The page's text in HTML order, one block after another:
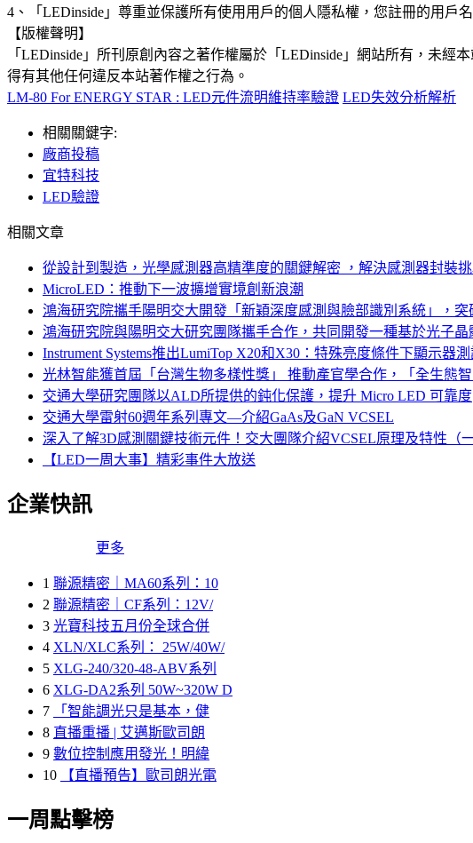
4、「LEDinside」尊重並保護所有使用用戶的個人隱私權，您註冊的用
【版權聲明】
「LEDinside」所刊原創內容之著作權屬於「LEDinside」網站所有，未
得有其他任何違反本站著作權之行為。
LM-80 For ENERGY STAR : LED元件流明維持率驗證 LED失效分析解析
相關關鍵字:
廠商投稿
宜特科技
LED驗證
相關文章
從設計到製造，光學感測器高精準度的關鍵解密 ，解決感測器封裝
MicroLED：推動下一波擴增實境創新浪潮
鴻海研究院攜手陽明交大開發「新穎深度感測與臉部識別系統」，突
鴻海研究院與陽明交大研究團隊攜手合作，共同開發一種基於光子
Instrument Systems推出LumiTop X20和X30：特殊亮度條件下顯示器
光林智能獲首屆「台灣生物多樣性獎」 推動產官學合作，「全生態
交通大學研究團隊以ALD所提供的鈍化保護，提升 Micro LED 可靠度
交通大學雷射60週年系列專文—介紹GaAs及GaN VCSEL
深入了解3D感測關鍵技術元件！交大團隊介紹VCSEL原理及特性（一
【LED一周大事】精彩事件大放送
企業快訊
更多
1 聯源精密｜MA60系列：10
2 聯源精密｜CF系列：12V/
3 光寶科技五月份全球合併
4 XLN/XLC系列： 25W/40W/
5 XLG-240/320-48-ABV系列
6 XLG-DA2系列 50W~320W D
7
「智能調光只是基本，健
8 直播重播 | 艾邁斯歐司朗
9 數位控制應用發光！明緯
10
【直播預告】歐司朗光電
一周點擊榜